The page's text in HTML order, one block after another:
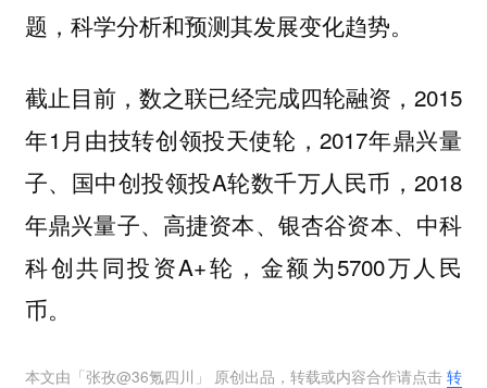
题，科学分析和预测其发展变化趋势。
截止目前，数之联已经完成四轮融资，2015
年1月由技转创领投天使轮，2017年鼎兴量
子、国中创投领投A轮数千万人民币，2018
年鼎兴量子、高捷资本、银杏谷资本、中科
科创共同投资A+轮，金额为5700万人民
币。
本文由「张孜@36氪四川 」 原创出品，转载或内容合作请点击转